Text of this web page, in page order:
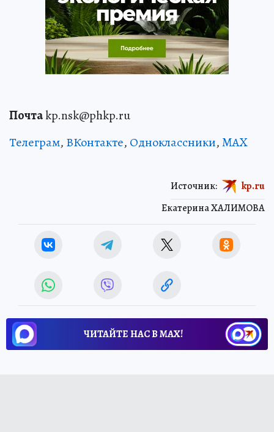
Почтаkp.nsk@phkp.ru
Телеграм, ВКонтакте, Одноклассники,MAX
Екатерина ХАЛИМОВА
Источник: kp.ru
ЧИТАЙТЕ НАС В МАХ!